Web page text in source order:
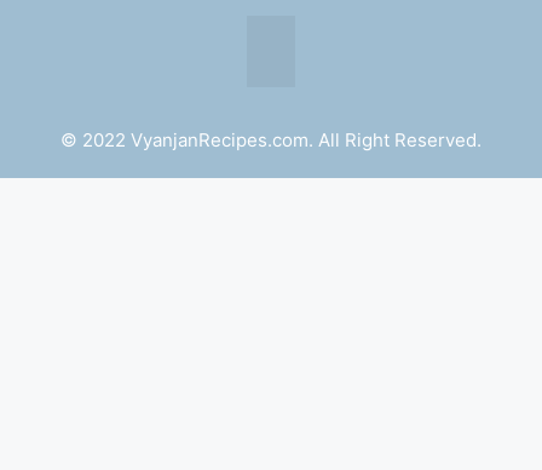
© 2022 VyanjanRecipes.com. All Right Reserved.